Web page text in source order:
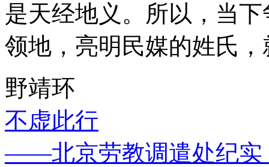
是天经地义。所以，当
领地，亮明民媒的姓氏
野靖环
不虚此行
——北京劳教调遣处纪实